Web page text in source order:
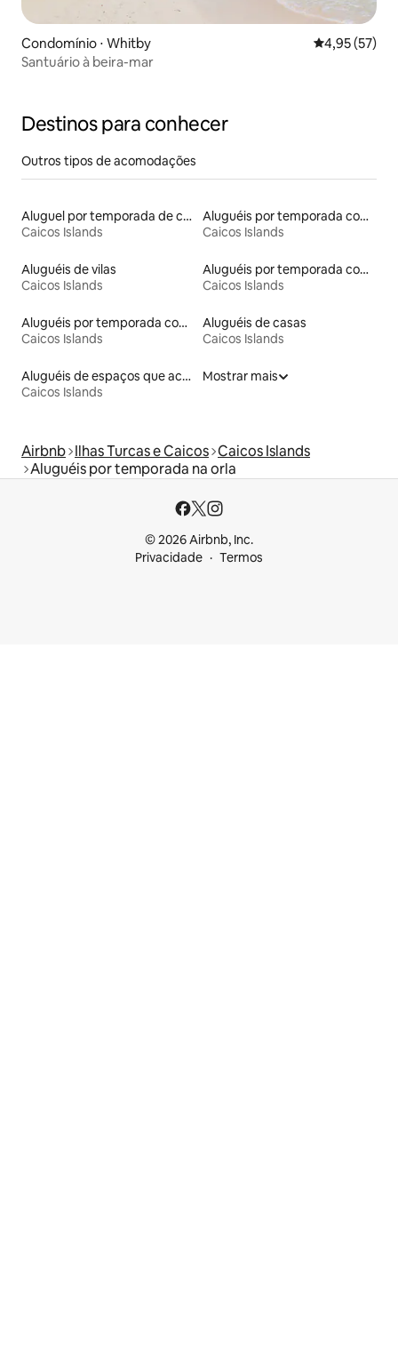
Condomínio ⋅ Whitby 4,95 de uma
4,95 (57)
Santuário à beira-mar
Destinos para conhecer
Outros tipos de acomodações
Aluguel por temporada de casas de veraneio
Caicos Islands
Aluguéis por temporada com acesso à praia
Caicos Islands
Aluguéis de vilas
Caicos Islands
Aluguéis por temporada com suítes privativas
Caicos Islands
Aluguéis por temporada com acesso ao lago
Caicos Islands
Aluguéis de casas
Caicos Islands
Aluguéis de espaços que aceitam animais de estimação
Caicos Islands
Mostrar mais
Airbnb Ilhas Turcas e Caicos Caicos Islands
Aluguéis por temporada na orla
© 2026 Airbnb, Inc.
Privacidade
Termos